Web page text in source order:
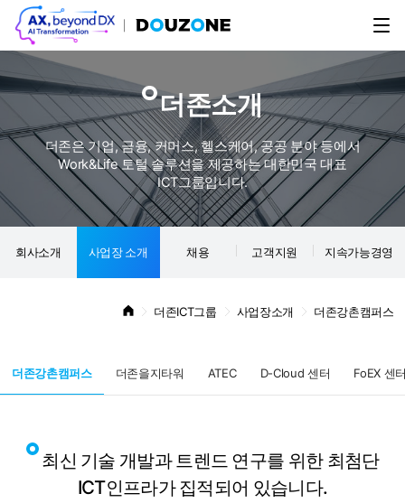
더존소개
더존은 기업, 금융, 커머스, 헬스케어, 공공 분야 등에서
Work&Life 토털 솔루션을 제공하는 대한민국 대표
ICT그룹입니다.
회사소개 사업장 소개 채용 고객지원 지속가능경영
더존ICT그룹 사업장소개 더존강촌캠퍼스
더존강촌캠퍼스 더존을지타워 ATEC D-Cloud 센터 FoEX 센
최신 기술 개발과 트렌드 연구를 위한 최첨단
ICT인프라가 집적되어 있습니다.